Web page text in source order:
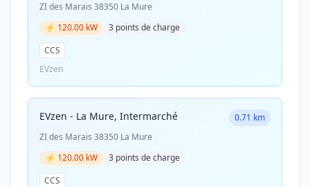
ZI des Marais 38350 La Mure
⚡ 120.00 kW
3 points de charge
CCS
EVzen
EVzen - La Mure, Intermarché
0.71 km
ZI des Marais 38350 La Mure
⚡ 120.00 kW
3 points de charge
CCS